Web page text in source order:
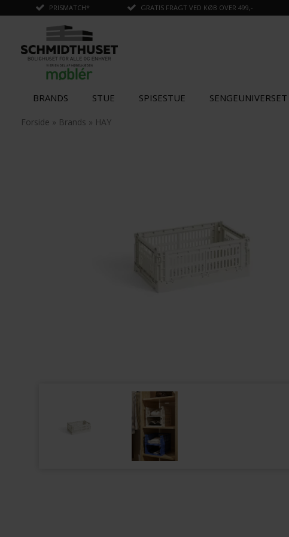
PRISMATCH* GRATIS FRAGT VED KØB OVER 499,-
BRANDS STUE SPISESTUE SENGEUNIVERSET
✓Tilføjet til kurv
Forside » Brands » HAY